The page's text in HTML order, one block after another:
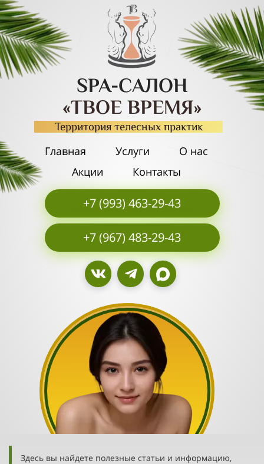
+7 (993) 463-29-43
+7 (967) 483-29-43
Главная Услуги
О нас
Акции
Контакты
SPA-САЛОН
«ТВОЕ ВРЕМЯ»
Территория телесных практик
Здесь вы найдете полезные статьи и информацию,